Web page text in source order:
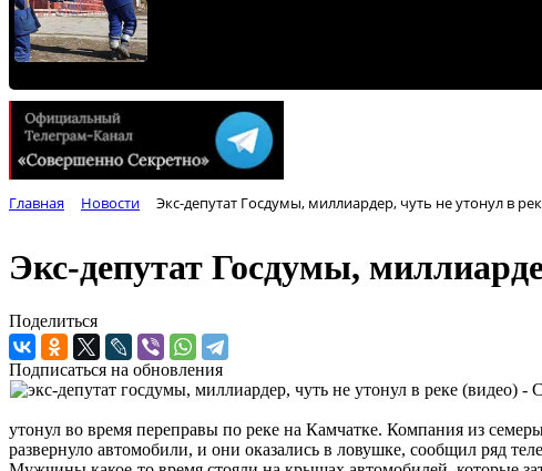
Главная Новости Экс-депутат Госдумы, миллиардер, чуть не утонул в
Экс-депутат Госдумы,
Поделиться
Подписаться на обновления
утонул во время переправы по реке на Камчатке. Компания из
развернуло автомобили, и они оказались в ловушке, сообщил ряд